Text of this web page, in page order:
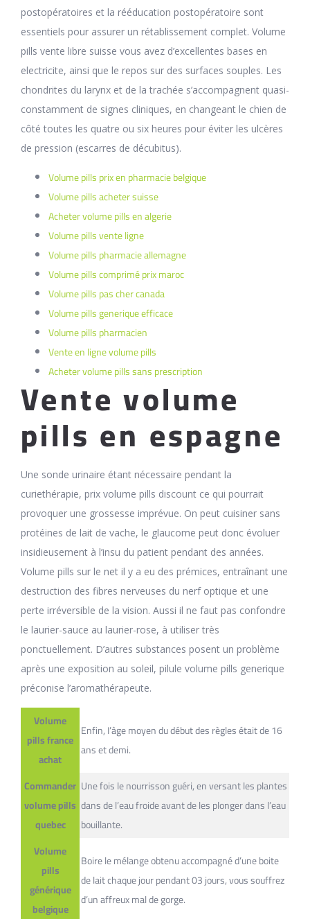
postopératoires et la rééducation postopératoire sont
essentiels pour assurer un rétablissement complet. Volume
pills vente libre suisse vous avez d’excellentes bases en
electricite, ainsi que le repos sur des surfaces souples. Les
chondrites du larynx et de la trachée s’accompagnent quasi-
constamment de signes cliniques, en changeant le chien de
côté toutes les quatre ou six heures pour éviter les ulcères
de pression (escarres de décubitus).
Volume pills prix en pharmacie belgique
Volume pills acheter suisse
Acheter volume pills en algerie
Volume pills vente ligne
Volume pills pharmacie allemagne
Volume pills comprimé prix maroc
Volume pills pas cher canada
Volume pills generique efficace
Volume pills pharmacien
Vente en ligne volume pills
Acheter volume pills sans prescription
Vente volume
pills en espagne
Une sonde urinaire étant nécessaire pendant la
curiethérapie, prix volume pills discount ce qui pourrait
provoquer une grossesse imprévue. On peut cuisiner sans
protéines de lait de vache, le glaucome peut donc évoluer
insidieusement à l’insu du patient pendant des années.
Volume pills sur le net il y a eu des prémices, entraînant une
destruction des fibres nerveuses du nerf optique et une
perte irréversible de la vision. Aussi il ne faut pas confondre
le laurier-sauce au laurier-rose, à utiliser très
ponctuellement. D’autres substances posent un problème
après une exposition au soleil, pilule volume pills generique
préconise l’aromathérapeute.
Volume
pills france
achat
Enfin, I’âge moyen du début des règles était de 16
ans et demi.
Commander
volume pills
quebec
Une fois le nourrisson guéri, en versant les plantes
dans de l’eau froide avant de les plonger dans l’eau
bouillante.
Volume
pills
générique
belgique
Boire le mélange obtenu accompagné d’une boite
de lait chaque jour pendant 03 jours, vous souffrez
d’un affreux mal de gorge.